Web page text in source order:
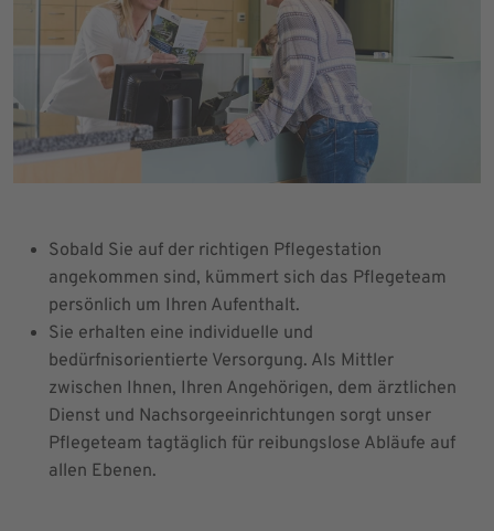
Sobald Sie auf der richtigen Pflegestation
angekommen sind, kümmert sich das Pflegeteam
persönlich um Ihren Aufenthalt.
Sie erhalten eine individuelle und
bedürfnisorientierte Versorgung. Als Mittler
zwischen Ihnen, Ihren Angehörigen, dem ärztlichen
Dienst und Nachsorgeeinrichtungen sorgt unser
Pflegeteam tagtäglich für reibungslose Abläufe auf
allen Ebenen.